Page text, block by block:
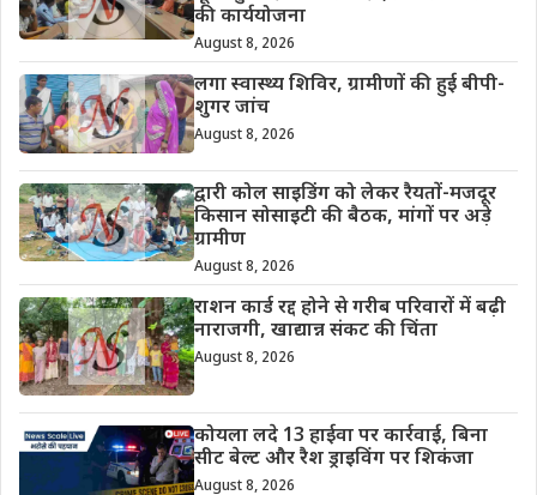
की कार्ययोजना
August 8, 2026
लगा स्वास्थ्य शिविर, ग्रामीणों की हुई बीपी-
शुगर जांच
August 8, 2026
द्वारी कोल साइडिंग को लेकर रैयतों-मजदूर
किसान सोसाइटी की बैठक, मांगों पर अड़े
ग्रामीण
August 8, 2026
राशन कार्ड रद्द होने से गरीब परिवारों में बढ़ी
नाराजगी, खाद्यान्न संकट की चिंता
August 8, 2026
कोयला लदे 13 हाईवा पर कार्रवाई, बिना
सीट बेल्ट और रैश ड्राइविंग पर शिकंजा
August 8, 2026